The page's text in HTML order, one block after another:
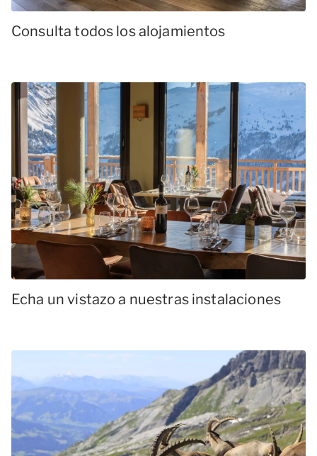
Consulta todos los alojamientos
Echa un vistazo a nuestras instalaciones